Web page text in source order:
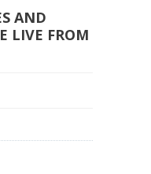
AND
LIVE FROM